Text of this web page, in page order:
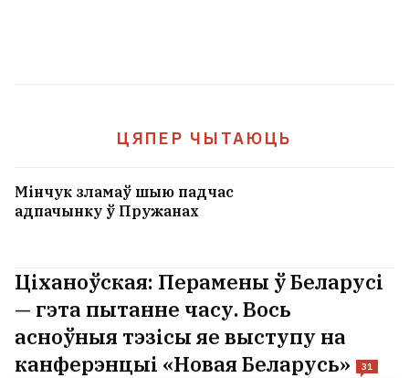
ЦЯПЕР ЧЫТАЮЦЬ
Мінчук зламаў шыю падчас
адпачынку ў Пружанах
Ціханоўская: Перамены ў Беларусі
— гэта пытанне часу. Вось
асноўныя тэзісы яе выступу на
канферэнцыі «Новая Беларусь»
31